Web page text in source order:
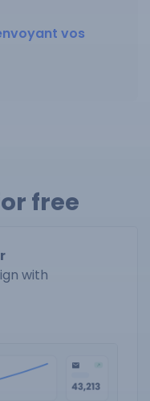
vos
free
with